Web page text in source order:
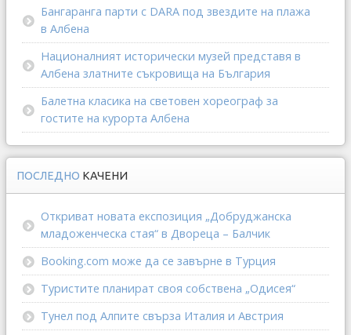
Бангаранга парти с DARA под звездите на плажа
в Албена
Националният исторически музей представя в
Албена златните съкровища на България
Балетна класика на световен хореограф за
гостите на курорта Албена
ПОСЛЕДНО КАЧЕНИ
Откриват новата експозиция „Добруджанска
младоженческа стая“ в Двореца – Балчик
Booking.com може да се завърне в Турция
Туристите планират своя собствена „Одисея“
Тунел под Алпите свърза Италия и Австрия